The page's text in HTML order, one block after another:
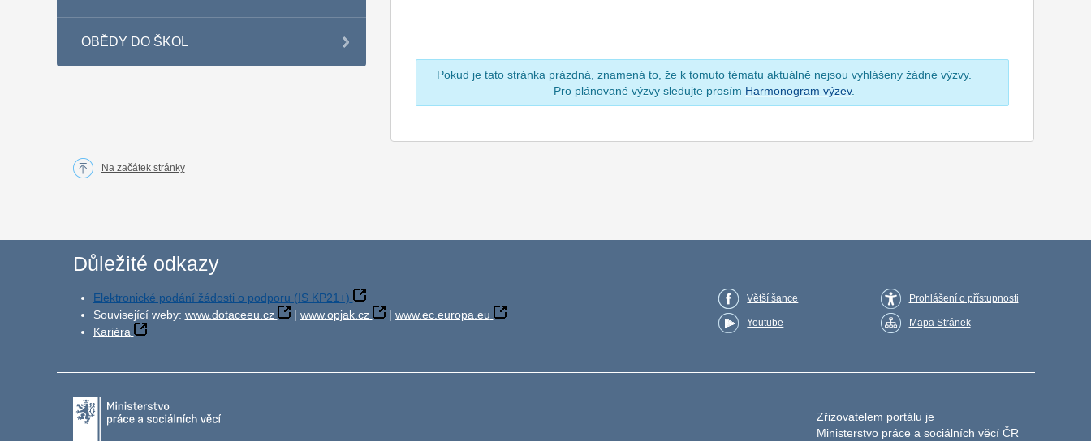
OBĚDY DO ŠKOL
Pokud je tato stránka prázdná, znamená to, že k tomuto tématu aktuálně nejsou vyhlášeny žádné výzvy.
Pro plánované výzvy sledujte prosím Harmonogram výzev.
Na začátek stránky
Důležité odkazy
Elektronické podání žádosti o podporu (IS KP21+)
Související weby: www.dotaceeu.cz | www.opjak.cz | www.ec.europa.eu
Kariéra
Větší šance
Youtube
Prohlášení o přístupnosti
Mapa Stránek
Zřizovatelem portálu je
Ministerstvo práce a sociálních věcí ČR